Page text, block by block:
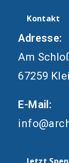
Kontakt
Adresse:
Am
67259
E-Mail: